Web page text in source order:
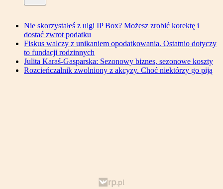
Nie skorzystałeś z ulgi IP Box? Możesz zrobić korektę i
dostać zwrot podatku
Fiskus walczy z unikaniem opodatkowania. Ostatnio dotyczy
to fundacji rodzinnych
Julita Karaś-Gasparska: Sezonowy biznes, sezonowe koszty
Rozcieńczalnik zwolniony z akcyzy. Choć niektórzy go piją